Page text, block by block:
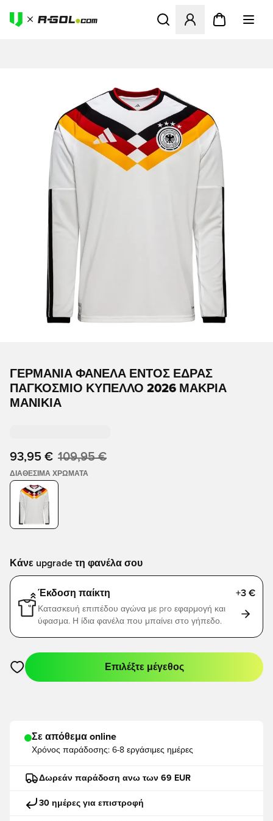
Ανοίγει ένα Modal για να
ΓΕΡΜΑΝΊΑ ΦΑΝΈΛΑ ΕΝΤΌΣ ΈΔΡΑΣ
ΠΑΓΚΌΣΜΙΟ ΚΎΠΕΛΛΟ 2026 ΜΑΚΡΙΆ
ΜΑΝΊΚΙΑ
93,95 € 109,95 €
ΔΙΑΘΈΣΙΜΑ ΧΡΏΜΑΤΑ
Κάνε upgrade τη φανέλα σου
Έκδοση παίκτη +3 €
Κατασκευή επιπέδου αγώνα με pro εφαρμογή και
ύφασμα. Η ίδια φανέλα που μπαίνει στο γήπεδο.
Ανοίγει ένα Modal για να συνδεθείτε ή να εγγραφείτε ως
Επιλέξτε μέγεθος
Σε απόθεμα online
Χρόνος παράδοσης: 6-8 εργάσιμες ημέρες
Δωρεάν παράδοση ανω των 69 EUR
30 ημέρες για επιστροφή